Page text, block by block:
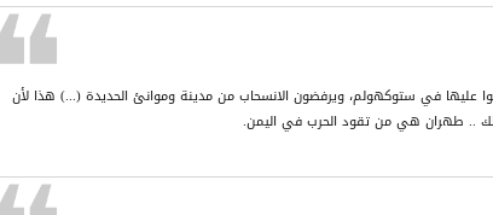
عليها في ستوكهولم، ويرفضون الانسحاب من مدينة وموانئ الحديدة (...) هذا لأن
.. طهران هي من تقود الحرب في اليمن.